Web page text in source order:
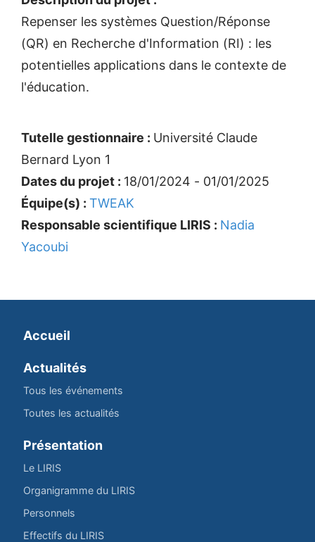
Repenser les systèmes Question/Réponse
(QR) en Recherche d'Information (RI) : les
potentielles applications dans le contexte de
l'éducation.
Tutelle gestionnaire : Université Claude
Bernard Lyon 1
Dates du projet : 18/01/2024 - 01/01/2025
Équipe(s) : TWEAK
Responsable scientifique LIRIS : Nadia
Yacoubi
Accueil
Actualités
Tous les événements
Toutes les actualités
Présentation
Le LIRIS
Organigramme du LIRIS
Personnels
Effectifs du LIRIS